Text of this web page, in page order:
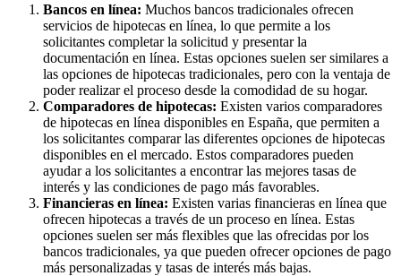
Bancos en línea: Muchos bancos tradicionales ofrecen
servicios de hipotecas en línea, lo que permite a los
solicitantes completar la solicitud y presentar la
documentación en línea. Estas opciones suelen ser similares a
las opciones de hipotecas tradicionales, pero con la ventaja de
poder realizar el proceso desde la comodidad de su hogar.
Comparadores de hipotecas: Existen varios comparadores
de hipotecas en línea disponibles en España, que permiten a
los solicitantes comparar las diferentes opciones de hipotecas
disponibles en el mercado. Estos comparadores pueden
ayudar a los solicitantes a encontrar las mejores tasas de
interés y las condiciones de pago más favorables.
Financieras en línea: Existen varias financieras en línea que
ofrecen hipotecas a través de un proceso en línea. Estas
opciones suelen ser más flexibles que las ofrecidas por los
bancos tradicionales, ya que pueden ofrecer opciones de pago
más personalizadas y tasas de interés más bajas.